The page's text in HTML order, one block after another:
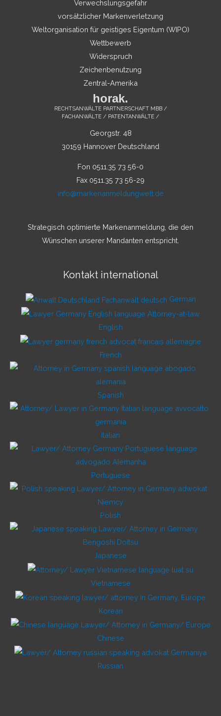
Verwechslungsgefahr
vorsätzlicher Markenverletzung
Weltorganisation für geistiges Eigentum (WIPO)
Wettbewerb
Widerspruch
Zeichenbenutzung
Zentral-Amerika
horak.
RECHTSANWÄLTE PARTNERSCHAFT MBB /
FACHANWÄLTE / PATENTANWÄLTE /
Georgstr. 48
30159 Hannover Deutschland
Fon 0511.35 73 56-0
Fax 0511.35 73 56-29
info@markenanmeldungwelt.de
Strategisch optimierte Markenanmeldung, die den
Wünschen unserer Mandanten entspricht.
Kontakt international
German
English
French
Spanish
Italian
Portuguese
Polish
Japanese
Vietnamese
Korean
Chinese
Russian